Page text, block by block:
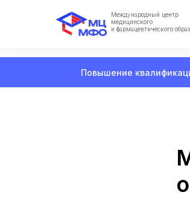
Международный центр
медицинского
и фармацевтического
Повышение